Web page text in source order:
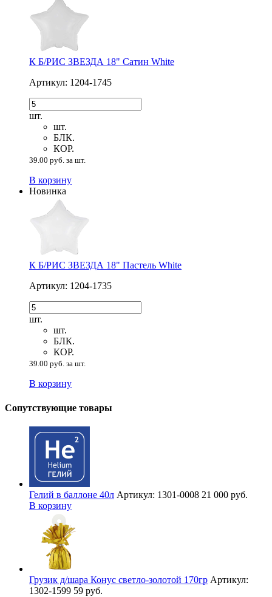
К Б/РИС ЗВЕЗДА 18" Сатин White
Артикул: 1204-1745
шт.
шт.
БЛК.
КОР.
39.00 руб. за шт.
В корзину
Новинка
К Б/РИС ЗВЕЗДА 18" Пастель White
Артикул: 1204-1735
шт.
шт.
БЛК.
КОР.
39.00 руб. за шт.
В корзину
Сопутствующие товары
Гелий в баллоне 40л Артикул: 1301-0008 21 000 руб.
В корзину
Грузик д/шара Конус светло-золотой 170гр Артикул:
1302-1599 59 руб.